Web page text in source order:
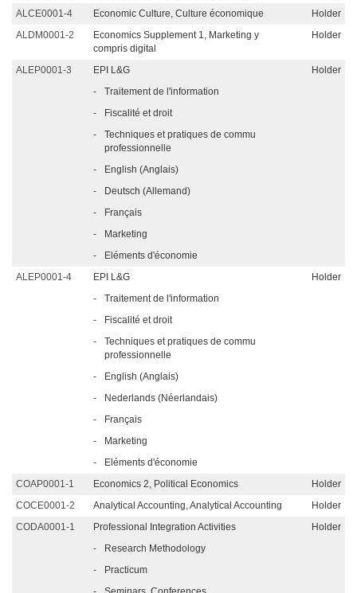
ALCE0001-4
Economic Culture, Culture économique
Holder
ALDM0001-2
Economics Supplement 1, Marketing y
compris digital
Holder
ALEP0001-3 EPI L&G
Holder
-
Traitement de l'information
-
Fiscalité et droit
-
Techniques et pratiques de commu
professionnelle
-
English (Anglais)
-
Deutsch (Allemand)
-
Français
-
Marketing
-
Eléments d'économie
ALEP0001-4
EPI L&G
Holder
-
Traitement de l'information
-
Fiscalité et droit
-
Techniques et pratiques de commu
professionnelle
-
English (Anglais)
-
Nederlands (Néerlandais)
-
Français
-
Marketing
-
Eléments d'économie
COAP0001-1
Economics 2, Political Economics
Holder
COCE0001-2
Analytical Accounting, Analytical Accounting
Holder
CODA0001-1
Professional Integration Activities
Holder
-
Research Methodology
-
Practicum